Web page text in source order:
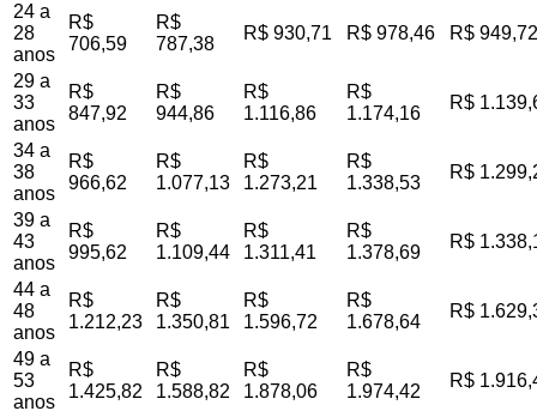
24 a
28
anos
R$
706,59
R$
787,38
R$ 930,71 R$ 978,46 R$ 949,72
29 a
33
anos
R$
847,92
R$
944,86
R$
1.116,86
R$
1.174,16
R$
34 a
38
anos
R$
966,62
R$
1.077,13
R$
1.273,21
R$
1.338,53
R$
39 a
43
anos
R$
995,62
R$
1.109,44
R$
1.311,41
R$
1.378,69
R$
44 a
48
anos
R$
1.212,23
R$
1.350,81
R$
1.596,72
R$
1.678,64
R$
49 a
53
anos
R$
1.425,82
R$
1.588,82
R$
1.878,06
R$
1.974,42
R$